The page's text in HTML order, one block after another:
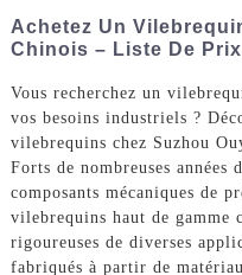
Achetez Un
Chinois – Liste De
Vous recherchez un
vos besoins industriels ?
vilebrequins chez Suzhou
Forts de nombreuses
composants mécaniques de
vilebrequins haut de gamme
rigoureuses de diverses
fabriqués à partir de